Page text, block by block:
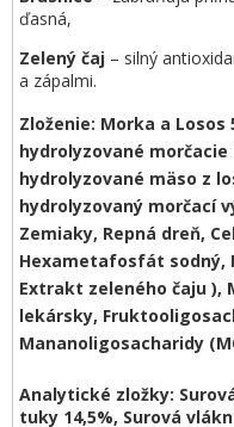
ďasná,
Zelený čaj – silný
a zápalmi.
Zloženie: Morka a Losos
hydrolyzované morčacie
hydrolyzované mäso z
hydrolyzovaný morčací
Zemiaky, Repná dreň,
Hexametafosfát sodný,
Extrakt zeleného čaju ),
lekársky,
Mananoligosacharidy
Analytické zložky:
tuky 14,5%, Surová